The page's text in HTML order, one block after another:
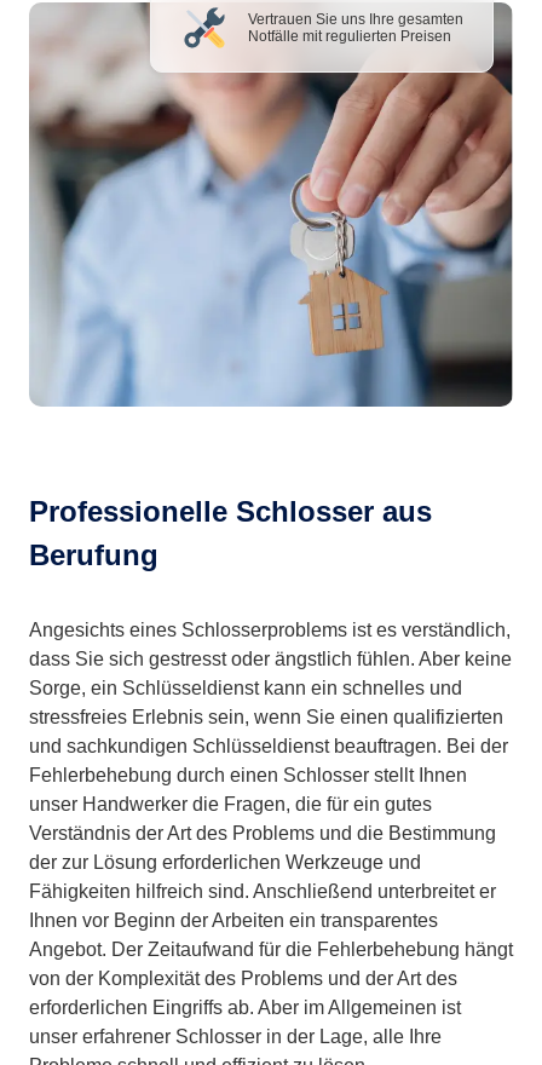
Vertrauen Sie uns Ihre gesamten
Notfälle mit regulierten Preisen
Professionelle Schlosser aus
Berufung
Angesichts eines Schlosserproblems ist es verständlich,
dass Sie sich gestresst oder ängstlich fühlen. Aber keine
Sorge, ein Schlüsseldienst kann ein schnelles und
stressfreies Erlebnis sein, wenn Sie einen qualifizierten
und sachkundigen Schlüsseldienst beauftragen. Bei der
Fehlerbehebung durch einen Schlosser stellt Ihnen
unser Handwerker die Fragen, die für ein gutes
Verständnis der Art des Problems und die Bestimmung
der zur Lösung erforderlichen Werkzeuge und
Fähigkeiten hilfreich sind. Anschließend unterbreitet er
Ihnen vor Beginn der Arbeiten ein transparentes
Angebot. Der Zeitaufwand für die Fehlerbehebung hängt
von der Komplexität des Problems und der Art des
erforderlichen Eingriffs ab. Aber im Allgemeinen ist
unser erfahrener Schlosser in der Lage, alle Ihre